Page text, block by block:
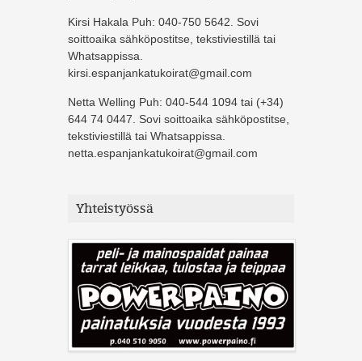
Kirsi Hakala Puh: 040-750 5642. Sovi
soittoaika sähköpostitse, tekstiviestillä tai
Whatsappissa.
kirsi.espanjankatukoirat@gmail.com
Netta Welling Puh: 040-544 1094 tai (+34)
644 74 0447. Sovi soittoaika sähköpostitse,
tekstiviestillä tai Whatsappissa.
netta.espanjankatukoirat@gmail.com
Yhteistyössä